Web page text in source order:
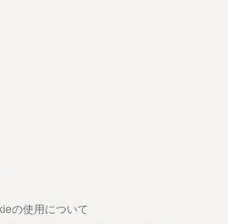
の使用について